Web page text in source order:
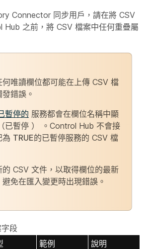
Connector 同步用戶，請在將 CSV
Hub 之前，將 CSV 檔案中任何重疊屬
何唯讀欄位都可能在上傳 CSV 檔
錯誤。
暫停的 服務都會在欄位名稱中顯
（已暫停 ） 。Control Hub 不會接
為 TRUE的已暫停服務的 CSV 檔
的 CSV 文件，以取得欄位的最新
免在匯入變更時出現錯誤。
段
範例 說明